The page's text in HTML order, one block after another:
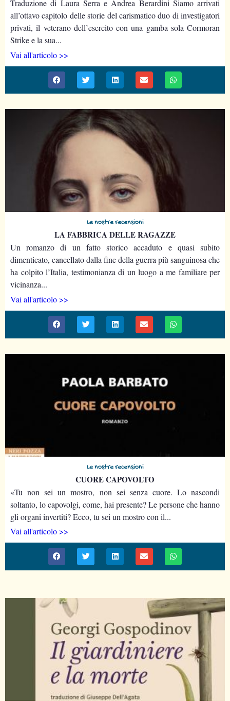
Traduzione di Laura Serra e Andrea Berardini Siamo arrivati
all’ottavo capitolo delle storie del carismatico duo di investigatori
privati, il veterano dell’esercito con una gamba sola Cormoran
Strike e la sua...
Vai all'articolo >>
Le nostre recensioni
LA FABBRICA DELLE RAGAZZE
Un romanzo di un fatto storico accaduto e quasi subito
dimenticato, cancellato dalla fine della guerra più sanguinosa che
ha colpito l’Italia, testimonianza di un luogo a me familiare per
vicinanza...
Vai all'articolo >>
Le nostre recensioni
CUORE CAPOVOLTO
«Tu non sei un mostro, non sei senza cuore. Lo nascondi
soltanto, lo capovolgi, come, hai presente? Le persone che hanno
gli organi invertiti? Ecco, tu sei un mostro con il...
Vai all'articolo >>